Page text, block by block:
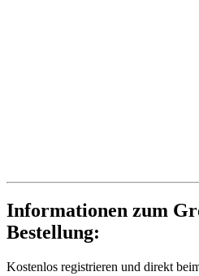
Informationen zum
Bestellung:
Kostenlos registrieren und direkt